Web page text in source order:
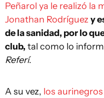
Peñarol ya le realizó la
Jonathan Rodríguez y
de la sanidad, por lo
club, tal como lo
Referí.
A su vez, los